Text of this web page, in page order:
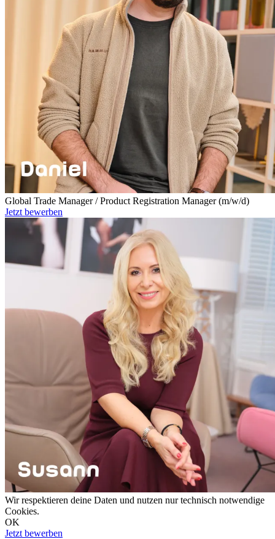
Global Trade Manager / Product Registration Manager (m/w/d)
Jetzt bewerben
Wir respektieren deine Daten und nutzen nur technisch notwendige
Cookies.
OK
Jetzt bewerben